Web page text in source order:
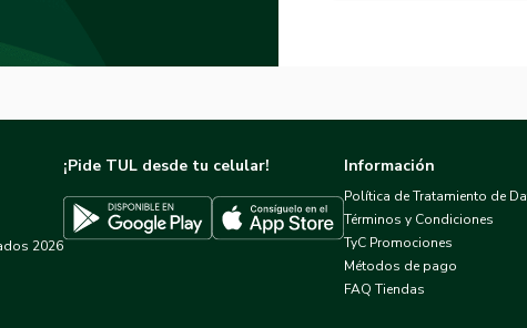
2026
¡Pide TUL desde tu celular!
Descargar TUL en Google PlayDescargar TUL en App Store
Información
Política de Tratamiento de
Términos y Condiciones
TyC Promociones
Métodos de pago
FAQ Tiendas